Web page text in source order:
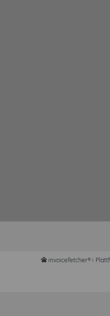
home invoicefetcher® ›